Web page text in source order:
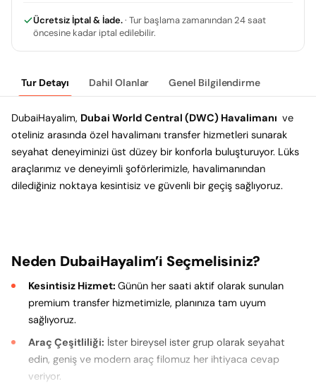
Tur Detayı Dahil Olanlar Genel Bilgilendirme
DubaiHayalim, Dubai World Central (DWC) Havalimanı ve
oteliniz arasında özel havalimanı transfer hizmetleri sunarak
seyahat deneyiminizi üst düzey bir konforla buluşturuyor. Lüks
araçlarımız ve deneyimli şoförlerimizle, havalimanından
dilediğiniz noktaya kesintisiz ve güvenli bir geçiş sağlıyoruz.
Neden DubaiHayalim’i Seçmelisiniz?
Kesintisiz Hizmet: Günün her saati aktif olarak sunulan
premium transfer hizmetimizle, planınıza tam uyum
sağlıyoruz.
Araç Çeşitliliği: İster bireysel ister grup olarak seyahat
edin, geniş ve modern araç filomuz her ihtiyaca cevap
veriyor.
Ücretsiz İptal & İade.· Tur başlama zamanından 24 saat
öncesine kadar iptal edilebilir.